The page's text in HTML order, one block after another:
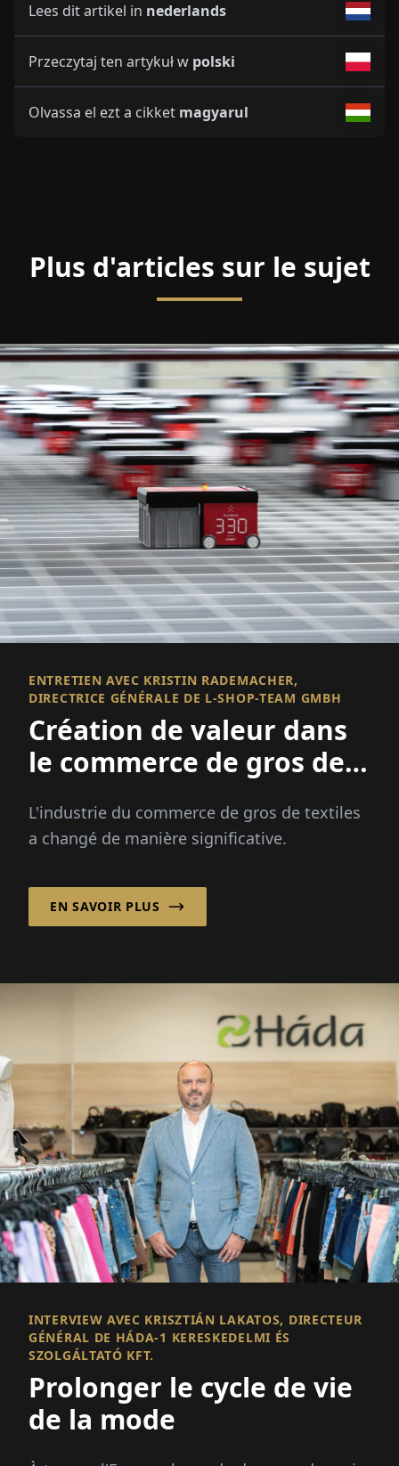
Lees dit artikel in nederlands
Przeczytaj ten artykuł w polski
Olvassa el ezt a cikket magyarul
Plus d'articles sur le sujet
ENTRETIEN AVEC KRISTIN RADEMACHER,
DIRECTRICE GÉNÉRALE DE L-SHOP-TEAM GMBH
Création de valeur dans
le commerce de gros de
L'industrie du commerce de gros de textiles
a changé de manière significative.
EN SAVOIR PLUS
INTERVIEW AVEC KRISZTIÁN LAKATOS, DIRECTEUR
GÉNÉRAL DE HÁDA-1 KERESKEDELMI ÉS
SZOLGÁLTATÓ KFT.
Prolonger le cycle de vie
de la mode